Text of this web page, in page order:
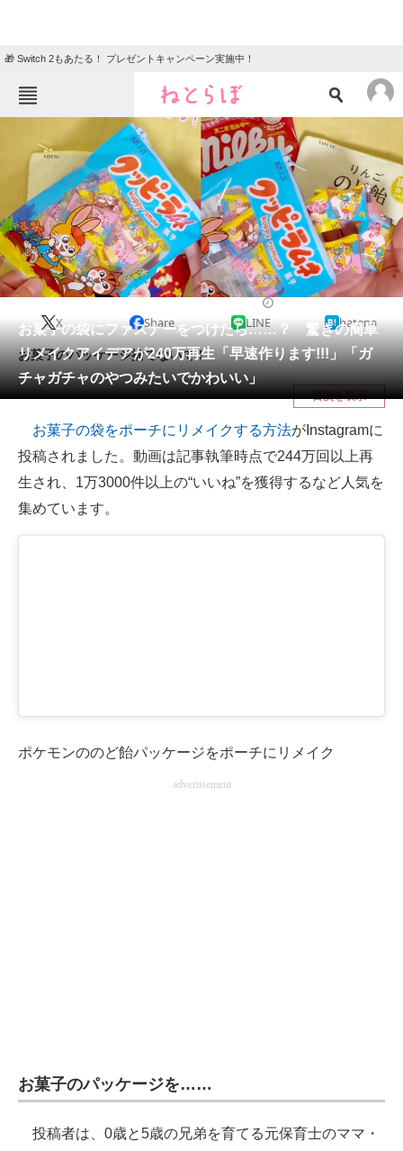
🎁 Switch 2もあたる！ プレゼントキャンペーン実施中！
ねとらぼメニュー
ニュース
エンタメ クイズ
グルメ 地域
住まい 教育・育児
動物 リサーチ
会員記事
メディア
注目記事を集めた総合ページ
ITの今と未来を見通す
スマホと通信の最新トレンド
進化するPCとデバイスの未来
マーケ×ITの今がよく分かる
ITエンジニア向け専門サイト
建設×テクノロジーの最前線
ちょっと気になるネットの話題
お菓子の袋にファスナーをつけたら……？ 驚きの簡単
リメイクアイデアが240万再生「早速作ります!!!」「ガ
チャガチャのやつみたいでかわいい」
X Share LINE hatena
お菓子のパッケージ捨てないで！
目次を表示
お菓子の袋をポーチにリメイクする方法がInstagramに
投稿されました。動画は記事執筆時点で244万回以上再
生され、1万3000件以上の“いいね”を獲得するなど人気を
集めています。
ポケモンののど飴パッケージをポーチにリメイク
advertisement
お菓子のパッケージを……
投稿者は、0歳と5歳の兄弟を育てる元保育士のママ・